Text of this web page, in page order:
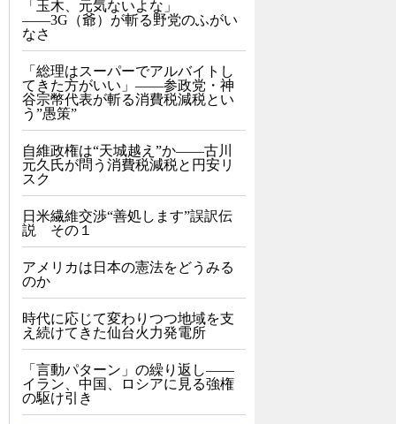
「玉木、元気ないよな」
――3G（爺）が斬る野党のふがい
なさ
「総理はスーパーでアルバイトし
てきた方がいい」――参政党・神
谷宗幣代表が斬る消費税減税とい
う”愚策”
自維政権は“天城越え”か――古川
元久氏が問う消費税減税と円安リ
スク
日米繊維交渉“善処します”誤訳伝
説 その１
アメリカは日本の憲法をどうみる
のか
時代に応じて変わりつつ地域を支
え続けてきた仙台火力発電所
「言動パターン」の繰り返し――
イラン、中国、ロシアに見る強権
の駆け引き